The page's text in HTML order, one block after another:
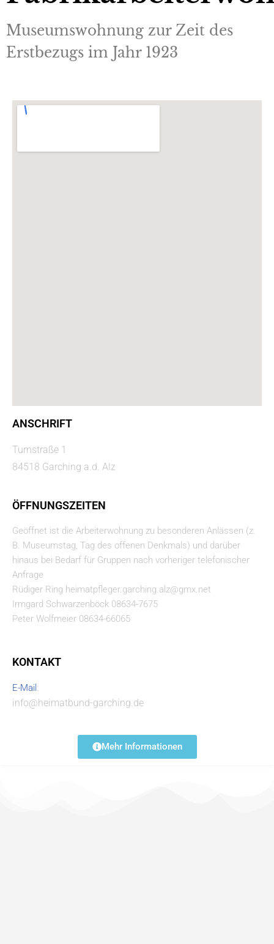
Museumswohnung zur Zeit des
Erstbezugs im Jahr 1923
ANSCHRIFT
Turnstraße 1
84518 Garching a.d. Alz
ÖFFNUNGSZEITEN
Geöffnet ist die Arbeiterwohnung zu besonderen Anlässen (z.
B. Museumstag, Tag des offenen Denkmals) und darüber
hinaus bei Bedarf für Gruppen nach vorheriger telefonischer
Anfrage
Rüdiger Ring heimatpfleger.garching.alz@gmx.net
Irmgard Schwarzenböck 08634-7675
Peter Wolfmeier 08634-66065
KONTAKT
E-Mail :
info@heimatbund-garching.de
Mehr Informationen